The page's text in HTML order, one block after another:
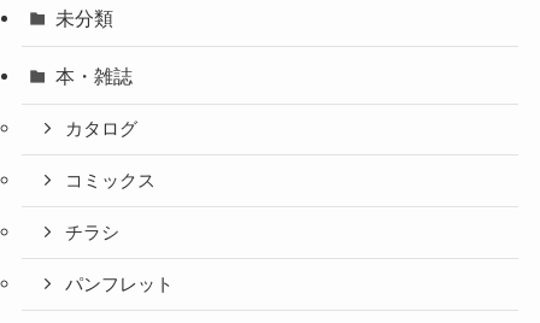
未分類
本・雑誌
カタログ
コミックス
チラシ
パンフレット